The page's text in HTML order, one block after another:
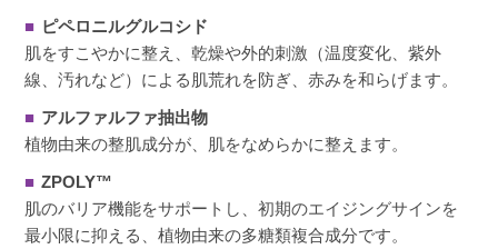
■ ピペロニルグルコシド
肌をすこやかに整え、乾燥や外的刺激（温度変化、紫外
線、汚れなど）による肌荒れを防ぎ、赤みを和らげます。
■ アルファルファ抽出物
植物由来の整肌成分が、肌をなめらかに整えます。
■ ZPOLY™
肌のバリア機能をサポートし、初期のエイジングサインを
最小限に抑える、植物由来の多糖類複合成分です。